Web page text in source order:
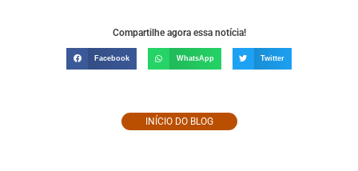
Compartilhe agora essa notícia!
Facebook WhatsApp Twitter
INÍCIO DO BLOG